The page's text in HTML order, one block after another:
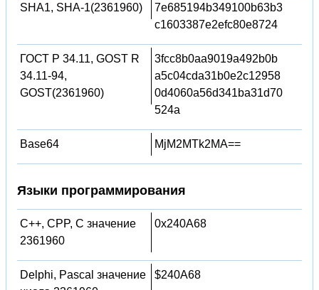
SHA1, SHA-1(2361960)
7e685194b349100b63b3
c1603387e2efc80e8724
ГОСТ Р 34.11, GOST R
34.11-94,
GOST(2361960)
3fcc8b0aa9019a492b0b
a5c04cda31b0e2c12958
0d4060a56d341ba31d70
524a
Base64 MjM2MTk2MA==
Языки программирования
C++, CPP, C значение
2361960
0x240A68
Delphi, Pascal значение
$240A68